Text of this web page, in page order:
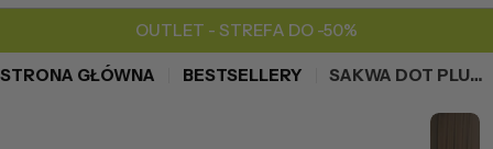
OUTLET - STREFA DO -50%
STRONA GŁÓWNA BESTSELLERY SAKWA DOT PLUSZ + PODUSZKA